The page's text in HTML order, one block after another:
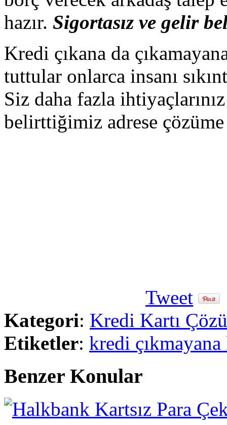
hazır. Sigortasız ve gelir
Kredi çıkana da
tuttular onlarca insanı
Siz daha fazla
belirttiğimiz adrese
Tweet
Kategori: Kredi Kartı
Etiketler: kredi çıkmayana
Benzer Konular